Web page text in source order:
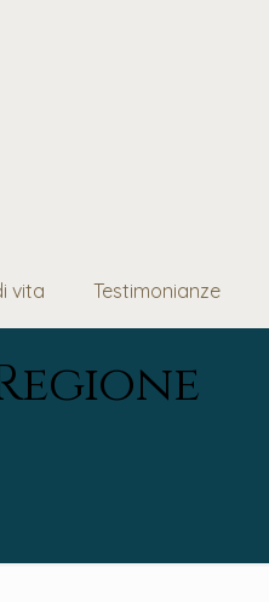
vita Testimonianze